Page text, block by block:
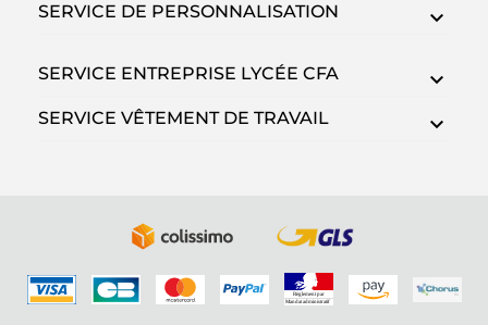
SERVICE DE PERSONNALISATION
SERVICE ENTREPRISE LYCÉE CFA
SERVICE VÊTEMENT DE TRAVAIL